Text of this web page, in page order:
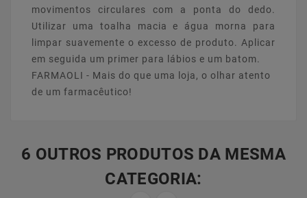
movimentos circulares com a ponta do dedo.
Utilizar uma toalha macia e água morna para
limpar suavemente o excesso de produto. Aplicar
em seguida um primer para lábios e um batom.
FARMAOLI - Mais do que uma loja, o olhar atento
de um farmacêutico!
6 OUTROS PRODUTOS DA MESMA
CATEGORIA: